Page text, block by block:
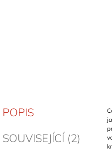
POPIS
SOUVISEJÍCÍ (2)